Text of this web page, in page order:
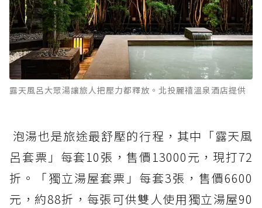
露天風呂大眾湯讓旅人把壓力都釋放。北投麗禧溫泉酒店提供
泡湯也是旅途最舒壓的行程，其中「露天風
呂套票」每套10張，售價13000元，現打72
折。「獨立湯屋套票」每套3張，售價6600
元，約88折，每張可供雙人使用獨立湯屋90